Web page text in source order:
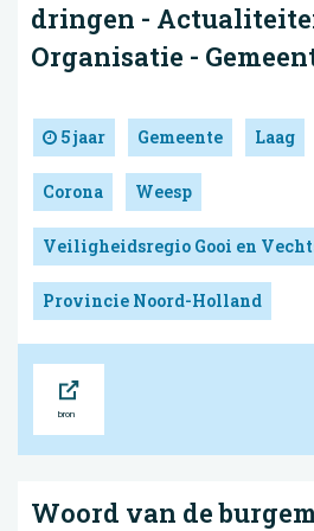
dringen -
Organisatie -
5 jaar Gemeente Laag
Corona Weesp
Veiligheidsregio Gooi en
Provincie Noord-Holland
Woord van de